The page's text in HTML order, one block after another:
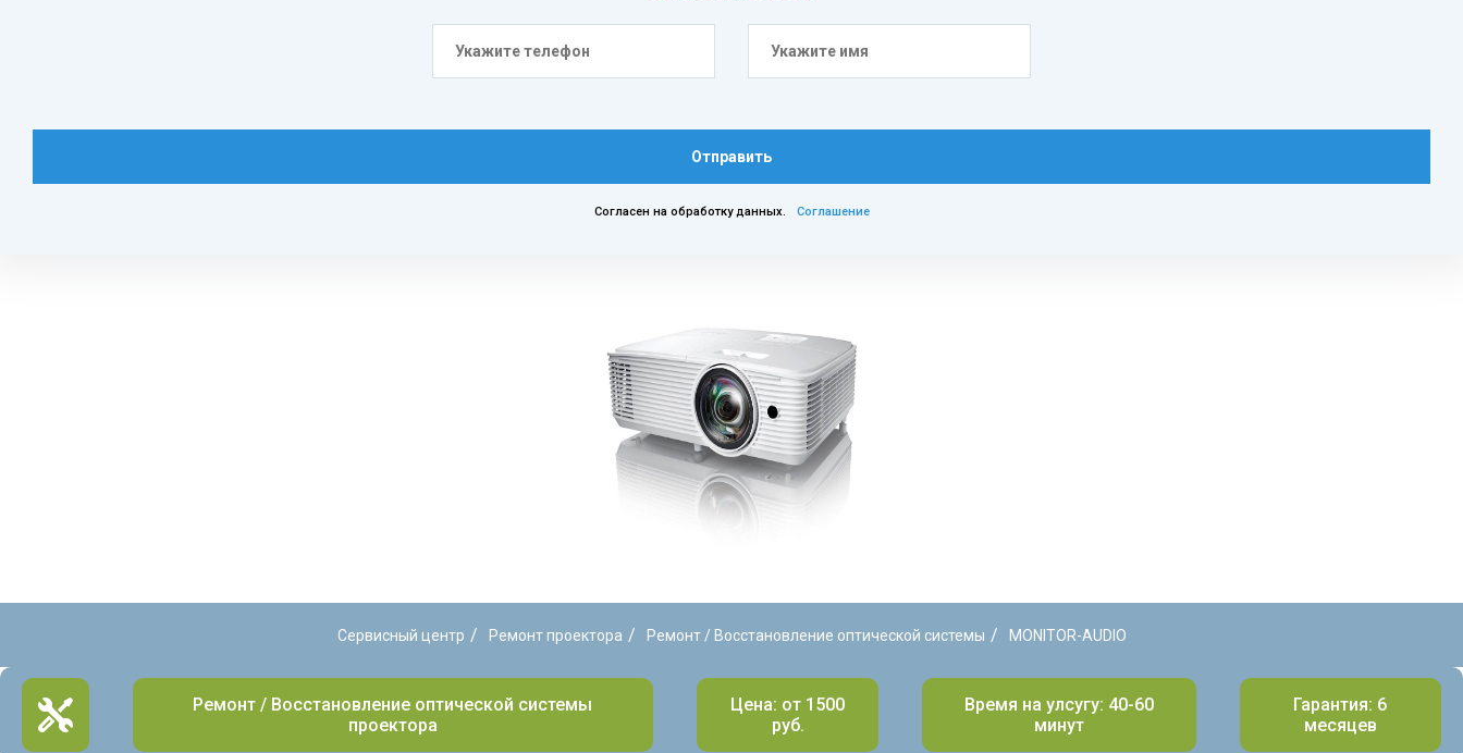
Отправить
Согласен на обработку данных. Соглашение
Сервисный центр / Ремонт проектора / Ремонт / Восстановление оптической системы / MONITOR-AUDIO
Ремонт / Восстановление оптической системы
проектора
Цена: от 1500
руб.
Время на улсугу: 40-60
минут
Гарантия: 6
месяцев